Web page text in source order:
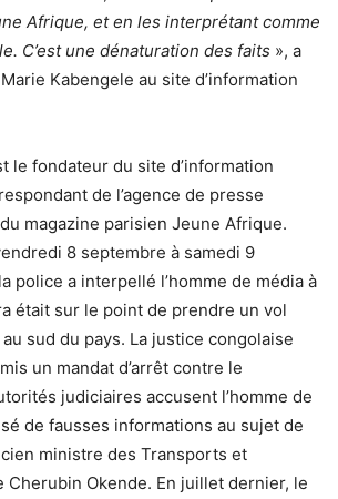
Afrique, et en les interprétant comme
C’est une dénaturation des faits », a
Kabengele au site d’information
le fondateur du site d’information
de l’agence de presse
magazine parisien Jeune Afrique.
8 septembre à samedi 9
police a interpellé l’homme de média à
était sur le point de prendre un vol
sud du pays. La justice congolaise
un mandat d’arrêt contre le
judiciaires accusent l’homme de
de fausses informations au sujet de
ministre des Transports et
Cherubin Okende. En juillet dernier, le